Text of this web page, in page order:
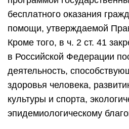
бесплатного оказания
помощи, утверждаемой
Кроме того, в ч. 2 ст. 41
в Российской Федерации
деятельность,
здоровья человека,
культуры и спорта,
эпидемиологическому